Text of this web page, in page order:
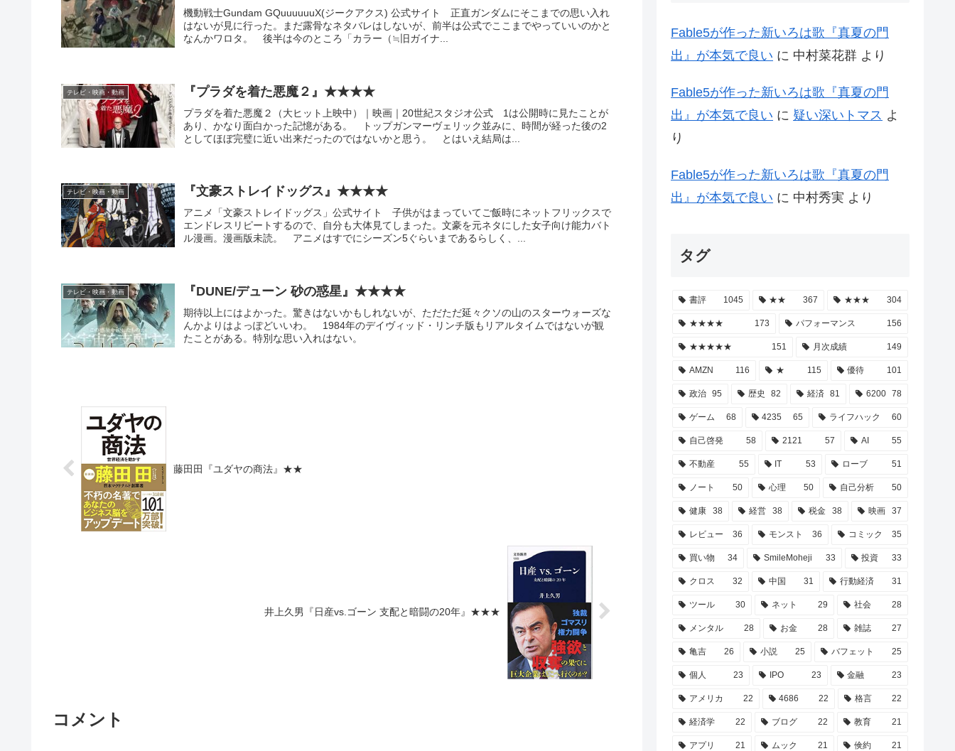
機動戦士Gundam GQuuuuuuX(ジークアクス) 公式サイト 正直ガンダムにそこまでの思い入れ
はないが見に行った。まだ露骨なネタバレはしないが、前半は公式でここまでやっていいのかと
なんかワロタ。 後半は今のところ「カラー（≒旧ガイナ...
テレビ・映画・動画 『プラダを着た悪魔２』★★★★
プラダを着た悪魔２（大ヒット上映中）｜映画｜20世紀スタジオ公式 1は公開時に見たことが
あり、かなり面白かった記憶がある。 トップガンマーヴェリック並みに、時間が経った後の2
としてほぼ完璧に近い出来だったのではないかと思う。 とはいえ結局は...
テレビ・映画・動画 『文豪ストレイドッグス』★★★★
アニメ「文豪ストレイドッグス」公式サイト 子供がはまっていてご飯時にネットフリックスで
エンドレスリピートするので、自分も大体見てしまった。文豪を元ネタにした女子向け能力バト
ル漫画。漫画版未読。 アニメはすでにシーズン5ぐらいまであるらしく、...
テレビ・映画・動画 『DUNE/デューン 砂の惑星』★★★★
期待以上にはよかった。驚きはないかもしれないが、ただただ延々クソの山のスターウォーズな
んかよりはよっぽどいいわ。 1984年のデイヴィッド・リンチ版もリアルタイムではないが観
たことがある。特別な思い入れはない。
藤田田『ユダヤの商法』★★
井上久男『日産vs.ゴーン 支配と暗闘の20年』★★★
コメント
Fable5が作った新いろは歌『真夏の門
出』が本気で良い に 中村菜花群 より
Fable5が作った新いろは歌『真夏の門
出』が本気で良い に 疑い深いトマス よ
り
Fable5が作った新いろは歌『真夏の門
出』が本気で良い に 中村秀実 より
タグ
書評 1045 ★★ 367 ★★★ 304
★★★★ 173 パフォーマンス 156
★★★★★ 151 月次成績 149
AMZN 116 ★ 115 優待 101
政治 95 歴史 82 経済 81 6200 78
ゲーム 68 4235 65 ライフハック 60
自己啓発 58 2121 57 AI 55
不動産 55 IT 53 ローブ 51
ノート 50 心理 50 自己分析 50
健康 38 経営 38 税金 38 映画 37
レビュー 36 モンスト 36 コミック 35
買い物 34 SmileMoheji 33 投資 33
クロス 32 中国 31 行動経済 31
ツール 30 ネット 29 社会 28
メンタル 28 お金 28 雑誌 27
亀吉 26 小説 25 バフェット 25
個人 23 IPO 23 金融 23
アメリカ 22 4686 22 格言 22
経済学 22 ブログ 22 教育 21
アプリ 21 ムック 21 倹約 21